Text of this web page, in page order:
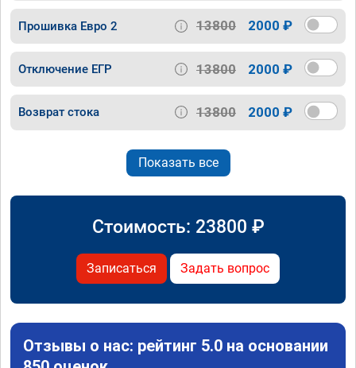
Прошивка Евро 2 13800 2000 ₽
Отключение ЕГР 13800 2000 ₽
Возврат стока 13800 2000 ₽
Показать все
Стоимость: 23800 ₽
Записаться Задать вопрос
Отзывы о нас: рейтинг 5.0 на основании